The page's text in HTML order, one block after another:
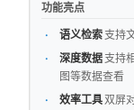
功能亮点
语义检索 支持
深度数据 支持
图等数据查看
效率工具双屏